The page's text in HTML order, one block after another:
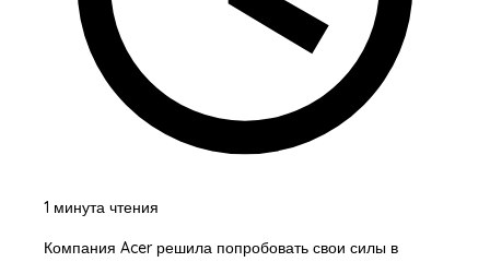
1 минута чтения
Компания Acer решила попробовать свои силы в